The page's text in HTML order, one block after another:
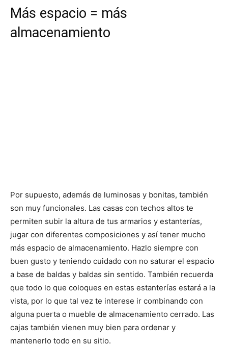
Más espacio = más
almacenamiento
Por supuesto, además de luminosas y bonitas, también
son muy funcionales. Las casas con techos altos te
permiten subir la altura de tus armarios y estanterías,
jugar con diferentes composiciones y así tener mucho
más espacio de almacenamiento. Hazlo siempre con
buen gusto y teniendo cuidado con no saturar el espacio
a base de baldas y baldas sin sentido. También recuerda
que todo lo que coloques en estas estanterías estará a la
vista, por lo que tal vez te interese ir combinando con
alguna puerta o mueble de almacenamiento cerrado. Las
cajas también vienen muy bien para ordenar y
mantenerlo todo en su sitio.